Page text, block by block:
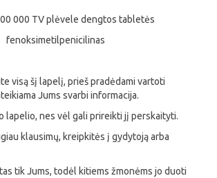
000 TV plėvele dengtos tabletės
fenoksimetilpenicilinas
visą šį lapelį, prieš pradėdami vartoti
Jums svarbi informacija.
lapelio, nes vėl gali prireikti jį perskaityti.
klausimų, kreipkitės į gydytoją arba
tik Jums, todėl kitiems žmonėms jo duoti